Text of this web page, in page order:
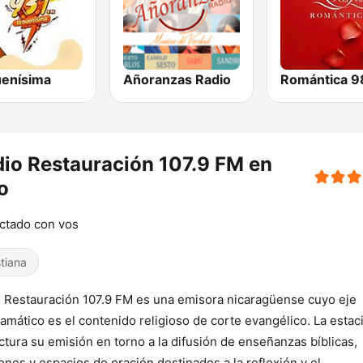
Añoranzas Radio
Restauración 107.9 FM en
con vos
Restauración 107.9 FM es una emisora nicaragüense cuyo eje
es el contenido religioso de corte evangélico. La
su emisión en torno a la difusión de enseñanzas bíblicas,